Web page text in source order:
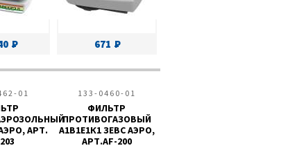
671
01
АРТ.
133-0460-01
ФИЛЬТР
ПРОТИВОГАЗОВЫЙ
A1B1E1К1 ЗЕВС АЭРО,
АРТ.AF-200